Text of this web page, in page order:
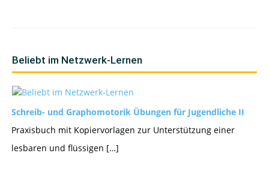
Beliebt im Netzwerk-Lernen
Schreib- und Graphomotorik Übungen für Jugendliche II
Praxisbuch mit Kopiervorlagen zur Unterstützung einer
lesbaren und flüssigen […]